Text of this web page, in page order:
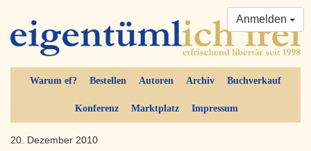
Warum ef? Bestellen Autoren Archiv Buchverkauf
Konferenz Marktplatz Impressum
Anmelden
20. Dezember 2010